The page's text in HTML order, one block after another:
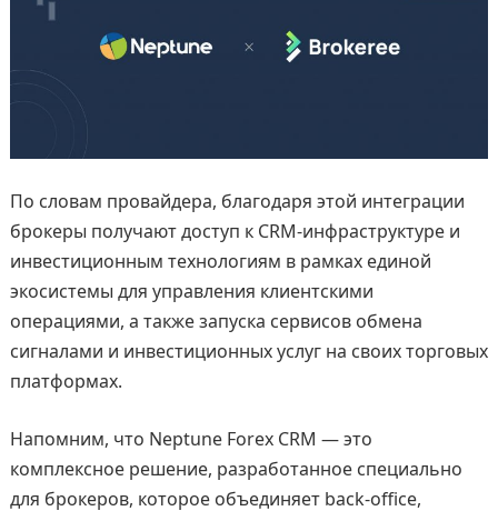
По словам провайдера, благодаря этой интеграции
брокеры получают доступ к CRM-инфраструктуре и
инвестиционным технологиям в рамках единой
экосистемы для управления клиентскими
операциями, а также запуска сервисов обмена
сигналами и инвестиционных услуг на своих торговых
платформах.
Напомним, что Neptune Forex CRM — это
комплексное решение, разработанное специально
для брокеров, которое объединяет back-office,